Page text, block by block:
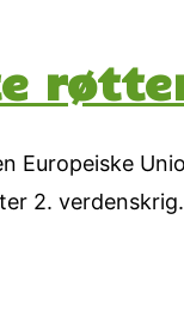
Europeiske
2.